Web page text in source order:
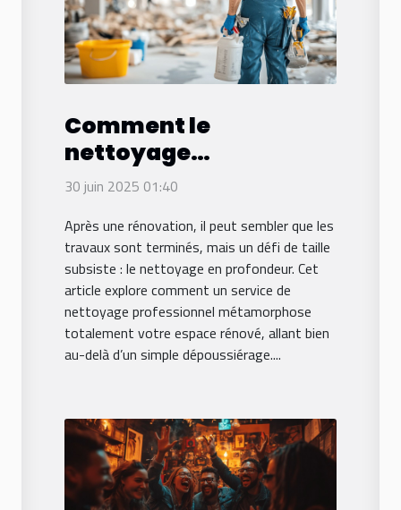
Comment le
nettoyage
professionnel
espace après
rénovation ?
30 juin 2025 01:40
Après une rénovation, il peut sembler que les
travaux sont terminés, mais un défi de taille
subsiste : le nettoyage en profondeur. Cet
article explore comment un service de
nettoyage professionnel métamorphose
totalement votre espace rénové, allant bien
au-delà d’un simple dépoussiérage....